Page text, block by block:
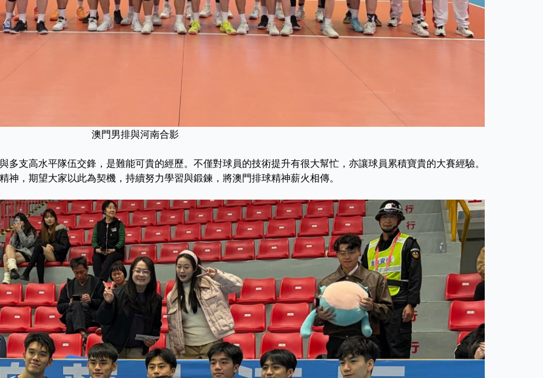
澳門男排與河南合影
支高水平隊伍交鋒，是難能可貴的經歷。不僅對球員的技術提升有很大幫忙，亦讓球員累積寶貴的大賽經驗。
，期望大家以此為契機，持續努力學習與鍛鍊，將澳門排球精神薪火相傳。